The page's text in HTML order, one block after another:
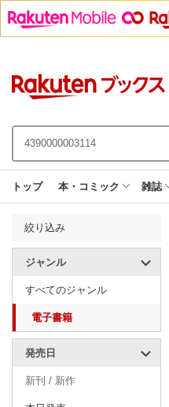
トップ 本・コミック 雑誌
絞り込み
ジャンル
すべてのジャンル
電子書籍
発売日
新刊 / 新作